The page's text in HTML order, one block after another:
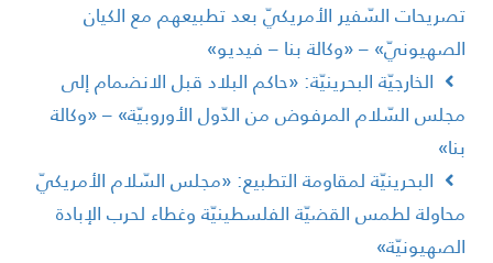
السّفير الأمريكيّ بعد تطبيعهم مع الكيان
– «وكالة بنا – فيديو»
الخارجيّة البحرينيّة: «حاكم البلاد قبل الانضمام إلى
السّلام المرفوض من الدّول الأوروبيّة» – «وكالة
البحرينيّة لمقاومة التطبيع: «مجلس السّلام الأمريكيّ
لطمس القضيّة الفلسطينيّة وغطاء لحرب الإبادة